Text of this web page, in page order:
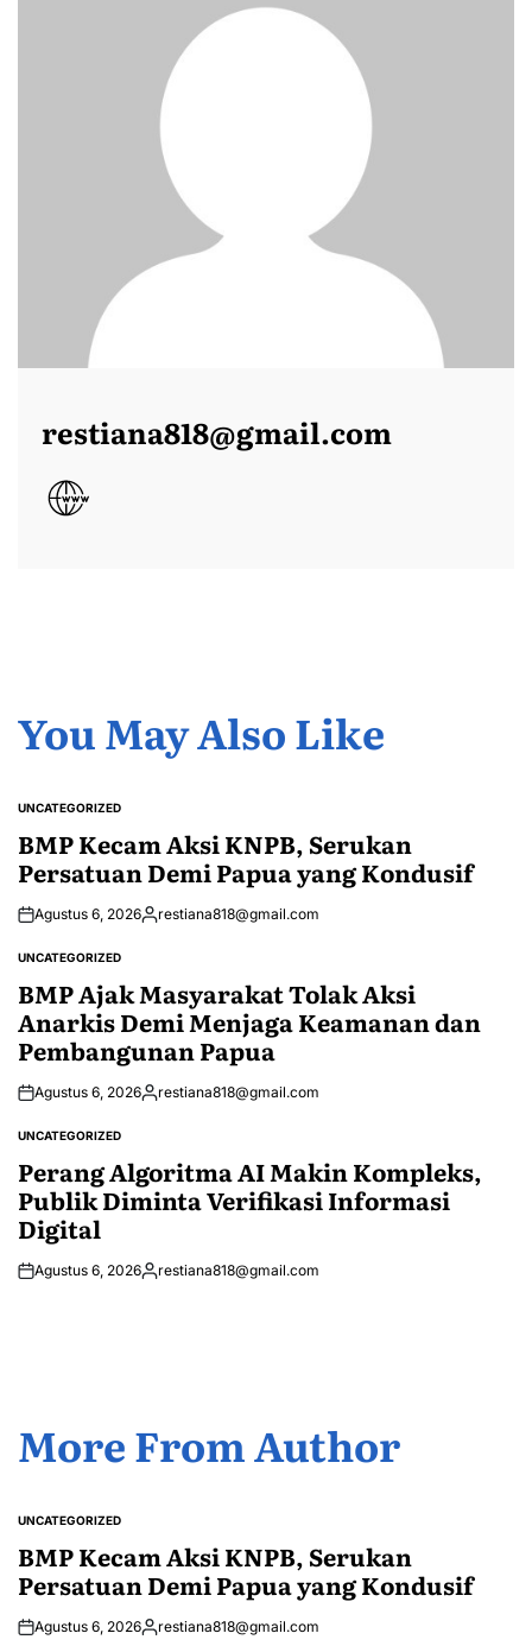
restiana818@gmail.com
You May Also Like
POSTED
UNCATEGORIZED
BMP Kecam Aksi KNPB, Serukan
Persatuan Demi Papua yang Kondusif
Agustus 6, 2026Posted
restiana818@gmail.com
POSTED
UNCATEGORIZED
BMP Ajak Masyarakat Tolak Aksi
Anarkis Demi Menjaga Keamanan dan
Pembangunan Papua
Agustus 6, 2026Posted
restiana818@gmail.com
POSTED
UNCATEGORIZED
Perang Algoritma AI Makin Kompleks,
Publik Diminta Verifikasi Informasi
Digital
Agustus 6, 2026Posted
restiana818@gmail.com
More From Author
POSTED
UNCATEGORIZED
BMP Kecam Aksi KNPB, Serukan
Persatuan Demi Papua yang Kondusif
Agustus 6, 2026Posted
restiana818@gmail.com